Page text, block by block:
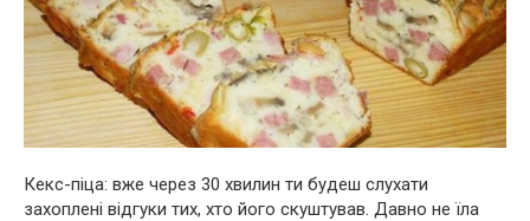
Кекс-піца: вже через 30 хвилин ти будеш слухати
захоплені відгуки тих, хто його скуштував. Давно не їла